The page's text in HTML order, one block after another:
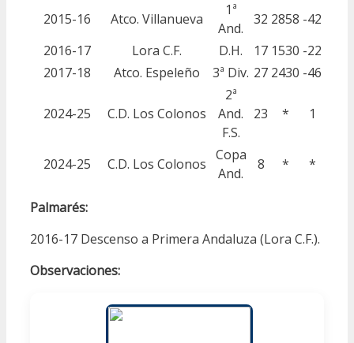
2015-16 Atco. Villanueva
1ª
And.
32 2858 -42
2016-17
Lora C.F. D.H. 17 1530 -22
2017-18
Atco. Espeleño 3ª Div. 27 2430 -46
2024-25 C.D. Los Colonos
2ª
And.
F.S.
23 * 1
2024-25 C.D. Los Colonos
Copa
And.
8 * *
Palmarés:
2016-17 Descenso a Primera Andaluza (Lora C.F.).
Observaciones: